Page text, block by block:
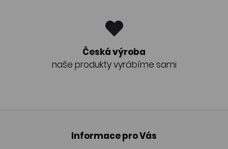
Česká výroba
naše produkty vyrábíme sami
Informace pro Vás